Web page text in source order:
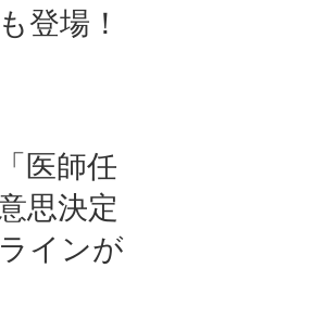
登場！
医師任
思決定
インが